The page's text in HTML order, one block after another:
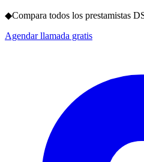
◆Compara todos los prestamistas
Agendar llamada gratis